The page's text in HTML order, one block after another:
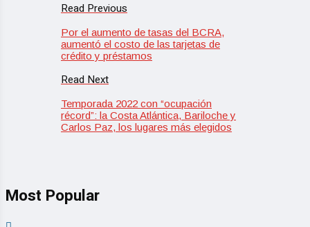
Read Previous
Por el aumento de tasas del BCRA,
aumentó el costo de las tarjetas de
crédito y préstamos
Read Next
Temporada 2022 con “ocupación
récord”: la Costa Atlántica, Bariloche y
Carlos Paz, los lugares más elegidos
Most Popular